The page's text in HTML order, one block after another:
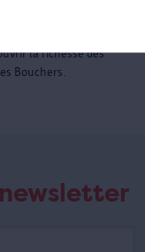
la richesse des
Bouchers.